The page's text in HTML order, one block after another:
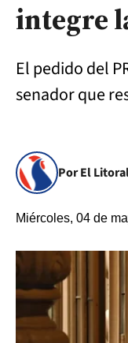
integre
El pedido del
senador que
Por El
Miércoles, 04 de